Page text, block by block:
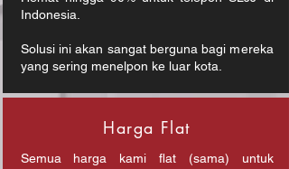
Indonesia.
Solusi ini akan sangat berguna bagi mereka
yang sering menelpon ke luar kota.
Harga Flat
Semua harga kami flat (sama) untuk